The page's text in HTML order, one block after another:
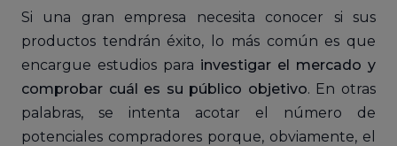
Si una gran empresa necesita conocer si sus
productos tendrán éxito, lo más común es que
encargue estudios para investigar el mercado y
comprobar cuál es su público objetivo. En otras
palabras, se intenta acotar el número de
potenciales compradores porque, obviamente, el